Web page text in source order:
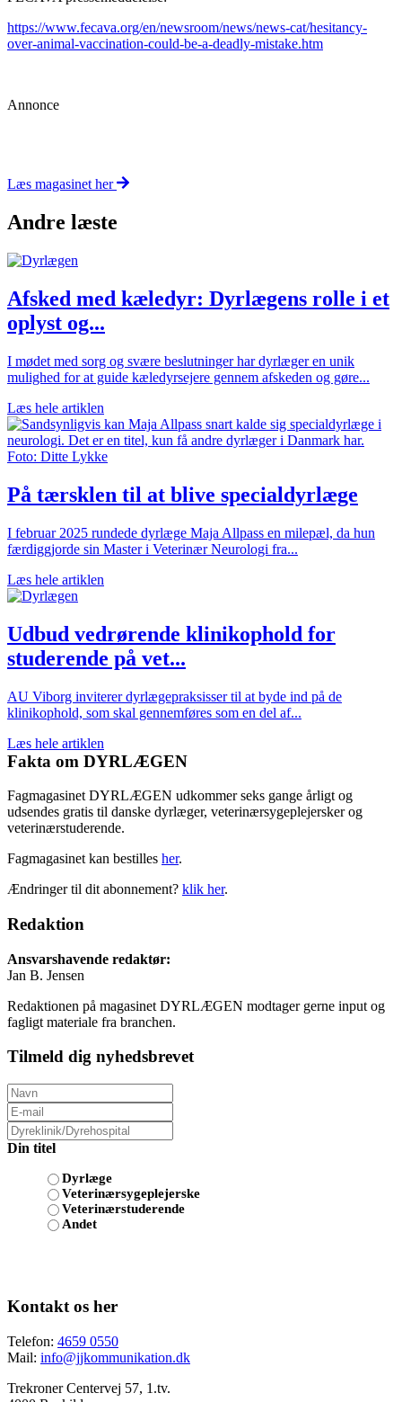
https://www.fecava.org/en/newsroom/news/news-cat/hesitancy-
over-animal-vaccination-could-be-a-deadly-mistake.htm
Annonce
Læs magasinet her
Andre læste
Afsked med kæledyr: Dyrlægens rolle i et
oplyst og...
I mødet med sorg og svære beslutninger har dyrlæger en unik
mulighed for at guide kæledyrsejere gennem afskeden og gøre...
Læs hele artiklen
På tærsklen til at blive specialdyrlæge
I februar 2025 rundede dyrlæge Maja Allpass en milepæl, da hun
færdiggjorde sin Master i Veterinær Neurologi fra...
Læs hele artiklen
Udbud vedrørende klinikophold for
studerende på vet...
AU Viborg inviterer dyrlægepraksisser til at byde ind på de
klinikophold, som skal gennemføres som en del af...
Læs hele artiklen
Fakta om DYRLÆGEN
Fagmagasinet DYRLÆGEN udkommer seks gange årligt og
udsendes gratis til danske dyrlæger, veterinærsygeplejersker og
veterinærstuderende.
Fagmagasinet kan bestilles her.
Ændringer til dit abonnement? klik her.
Redaktion
Ansvarshavende redaktør:
Jan B. Jensen
Redaktionen på magasinet DYRLÆGEN modtager gerne input og
fagligt materiale fra branchen.
Tilmeld dig nyhedsbrevet
Din titel
Dyrlæge
Veterinærsygeplejerske
Veterinærstuderende
Andet
Kontakt os her
Telefon: 4659 0550
Mail: info@jjkommunikation.dk
Trekroner Centervej 57, 1.tv.